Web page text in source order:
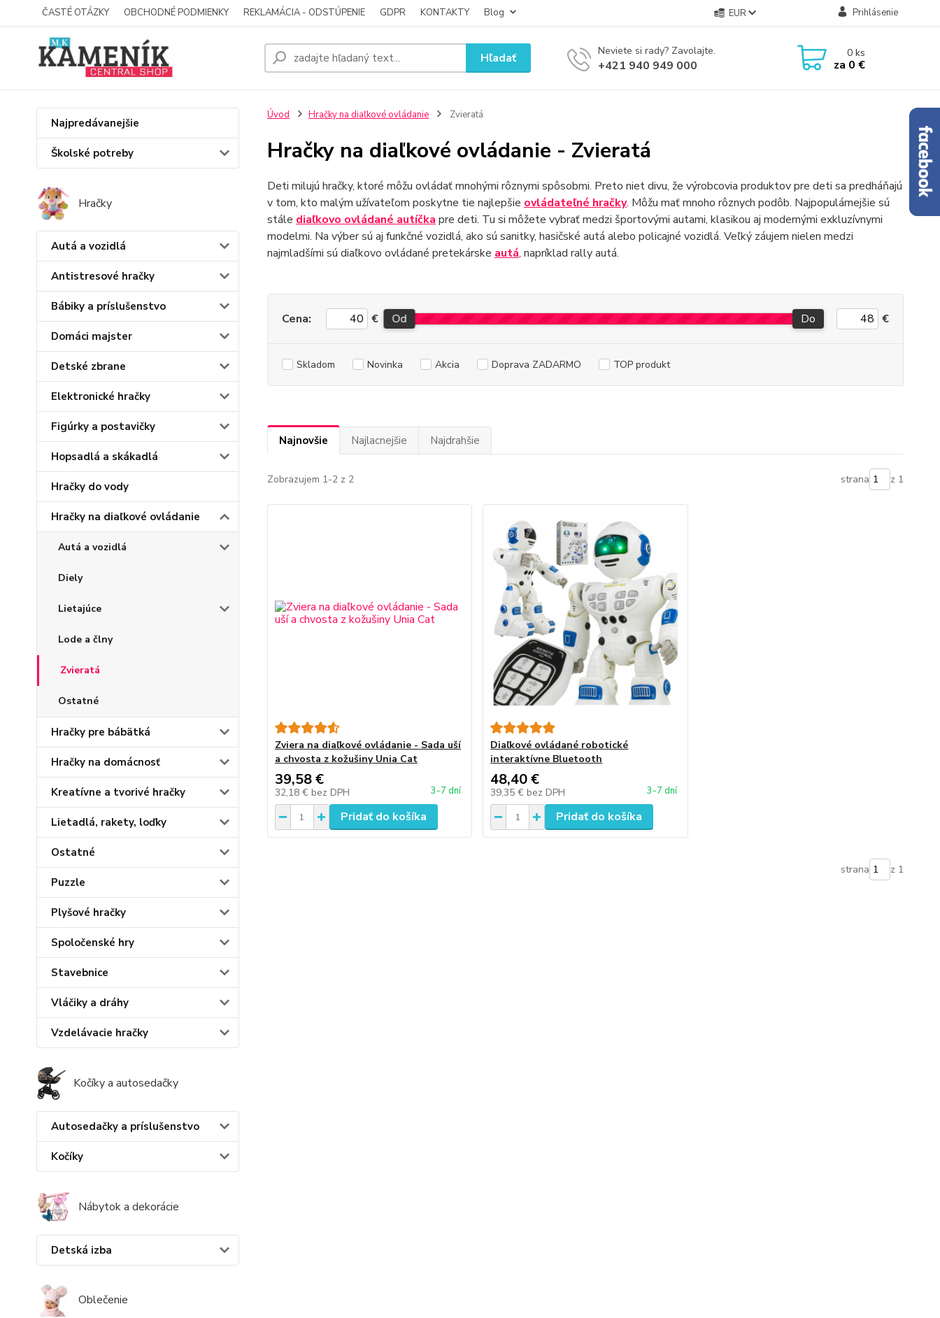
ČASTÉ OTÁZKY OBCHODNÉ PODMIENKY REKLAMÁCIA - ODSTÚPENIE GDPR KONTAKTY Blog EUR Prihlásenie
Hľadať Neviete si rady? Zavolajte.
+421 940 949 000
0ks
za 0 €
Najpredávanejšie
Školské potreby
Hračky
Autá a vozidlá
Antistresové hračky
Bábiky a príslušenstvo
Domáci majster
Detské zbrane
Elektronické hračky
Figúrky a postavičky
Hopsadlá a skákadlá
Hračky do vody
Hračky na diaľkové ovládanie
Autá a vozidlá
Diely
Lietajúce
Lode a člny
Zvieratá
Ostatné
Hračky pre bábätká
Hračky na domácnosť
Kreatívne a tvorivé hračky
Lietadlá, rakety, loďky
Ostatné
Puzzle
Plyšové hračky
Spoločenské hry
Stavebnice
Vláčiky a dráhy
Vzdelávacie hračky
Kočíky a autosedačky
Autosedačky a príslušenstvo
Kočíky
Nábytok a dekorácie
Detská izba
Oblečenie
Úvod Hračky na diaľkové ovládanie Zvieratá
Hračky na diaľkové ovládanie - Zvieratá
Deti milujú hračky, ktoré môžu ovládať mnohými rôznymi spôsobmi. Preto niet divu, že výrobcovia produktov pre deti sa predháňajú
v tom, kto malým užívateľom poskytne tie najlepšie ovládateľné hračky. Môžu mať mnoho rôznych podôb. Najpopulárnejšie sú
stále diaľkovo ovládané autíčka pre deti. Tu si môžete vybrať medzi športovými autami, klasikou aj modernými exkluzívnymi
modelmi. Na výber sú aj funkčné vozidlá, ako sú sanitky, hasičské autá alebo policajné vozidlá. Veľký záujem nielen medzi
najmladšími sú diaľkovo ovládané pretekárske autá, napríklad rally autá.
Cena: € Od Do €
Skladom Novinka Akcia Doprava ZADARMO TOP produkt
Najnovšie Najlacnejšie Najdrahšie
Zobrazujem 1-2 z 2 strana z 1
Zviera na diaľkové ovládanie - Sada uší
a chvosta z kožušiny Unia Cat
39,58 €
32,18 € bez DPH 3-7 dní
Pridať do košíka
Diaľkové ovládané robotické
interaktívne Bluetooth
48,40 €
39,35 € bez DPH 3-7 dní
Pridať do košíka
strana z 1